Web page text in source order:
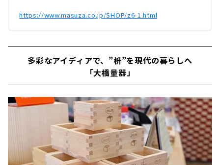
https://www.masuza.co.jp/SHOP/z6-1.html
多彩なアイディアで、”枡”を現代の暮らしへ
「大橋量器」